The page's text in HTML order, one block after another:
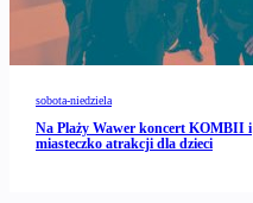
sobota-niedziela
Na Plaży Wawer koncert KOMBII i
miasteczko atrakcji dla dzieci